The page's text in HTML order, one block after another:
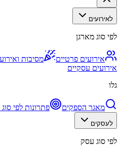
לאירועים
לפי סוג מארגן
אירועים פרטיים מסיבות
אירועים עסקיים
גלו
מאגר הספקים פתרונות לפי
לעסקים
לפי סוג עסק